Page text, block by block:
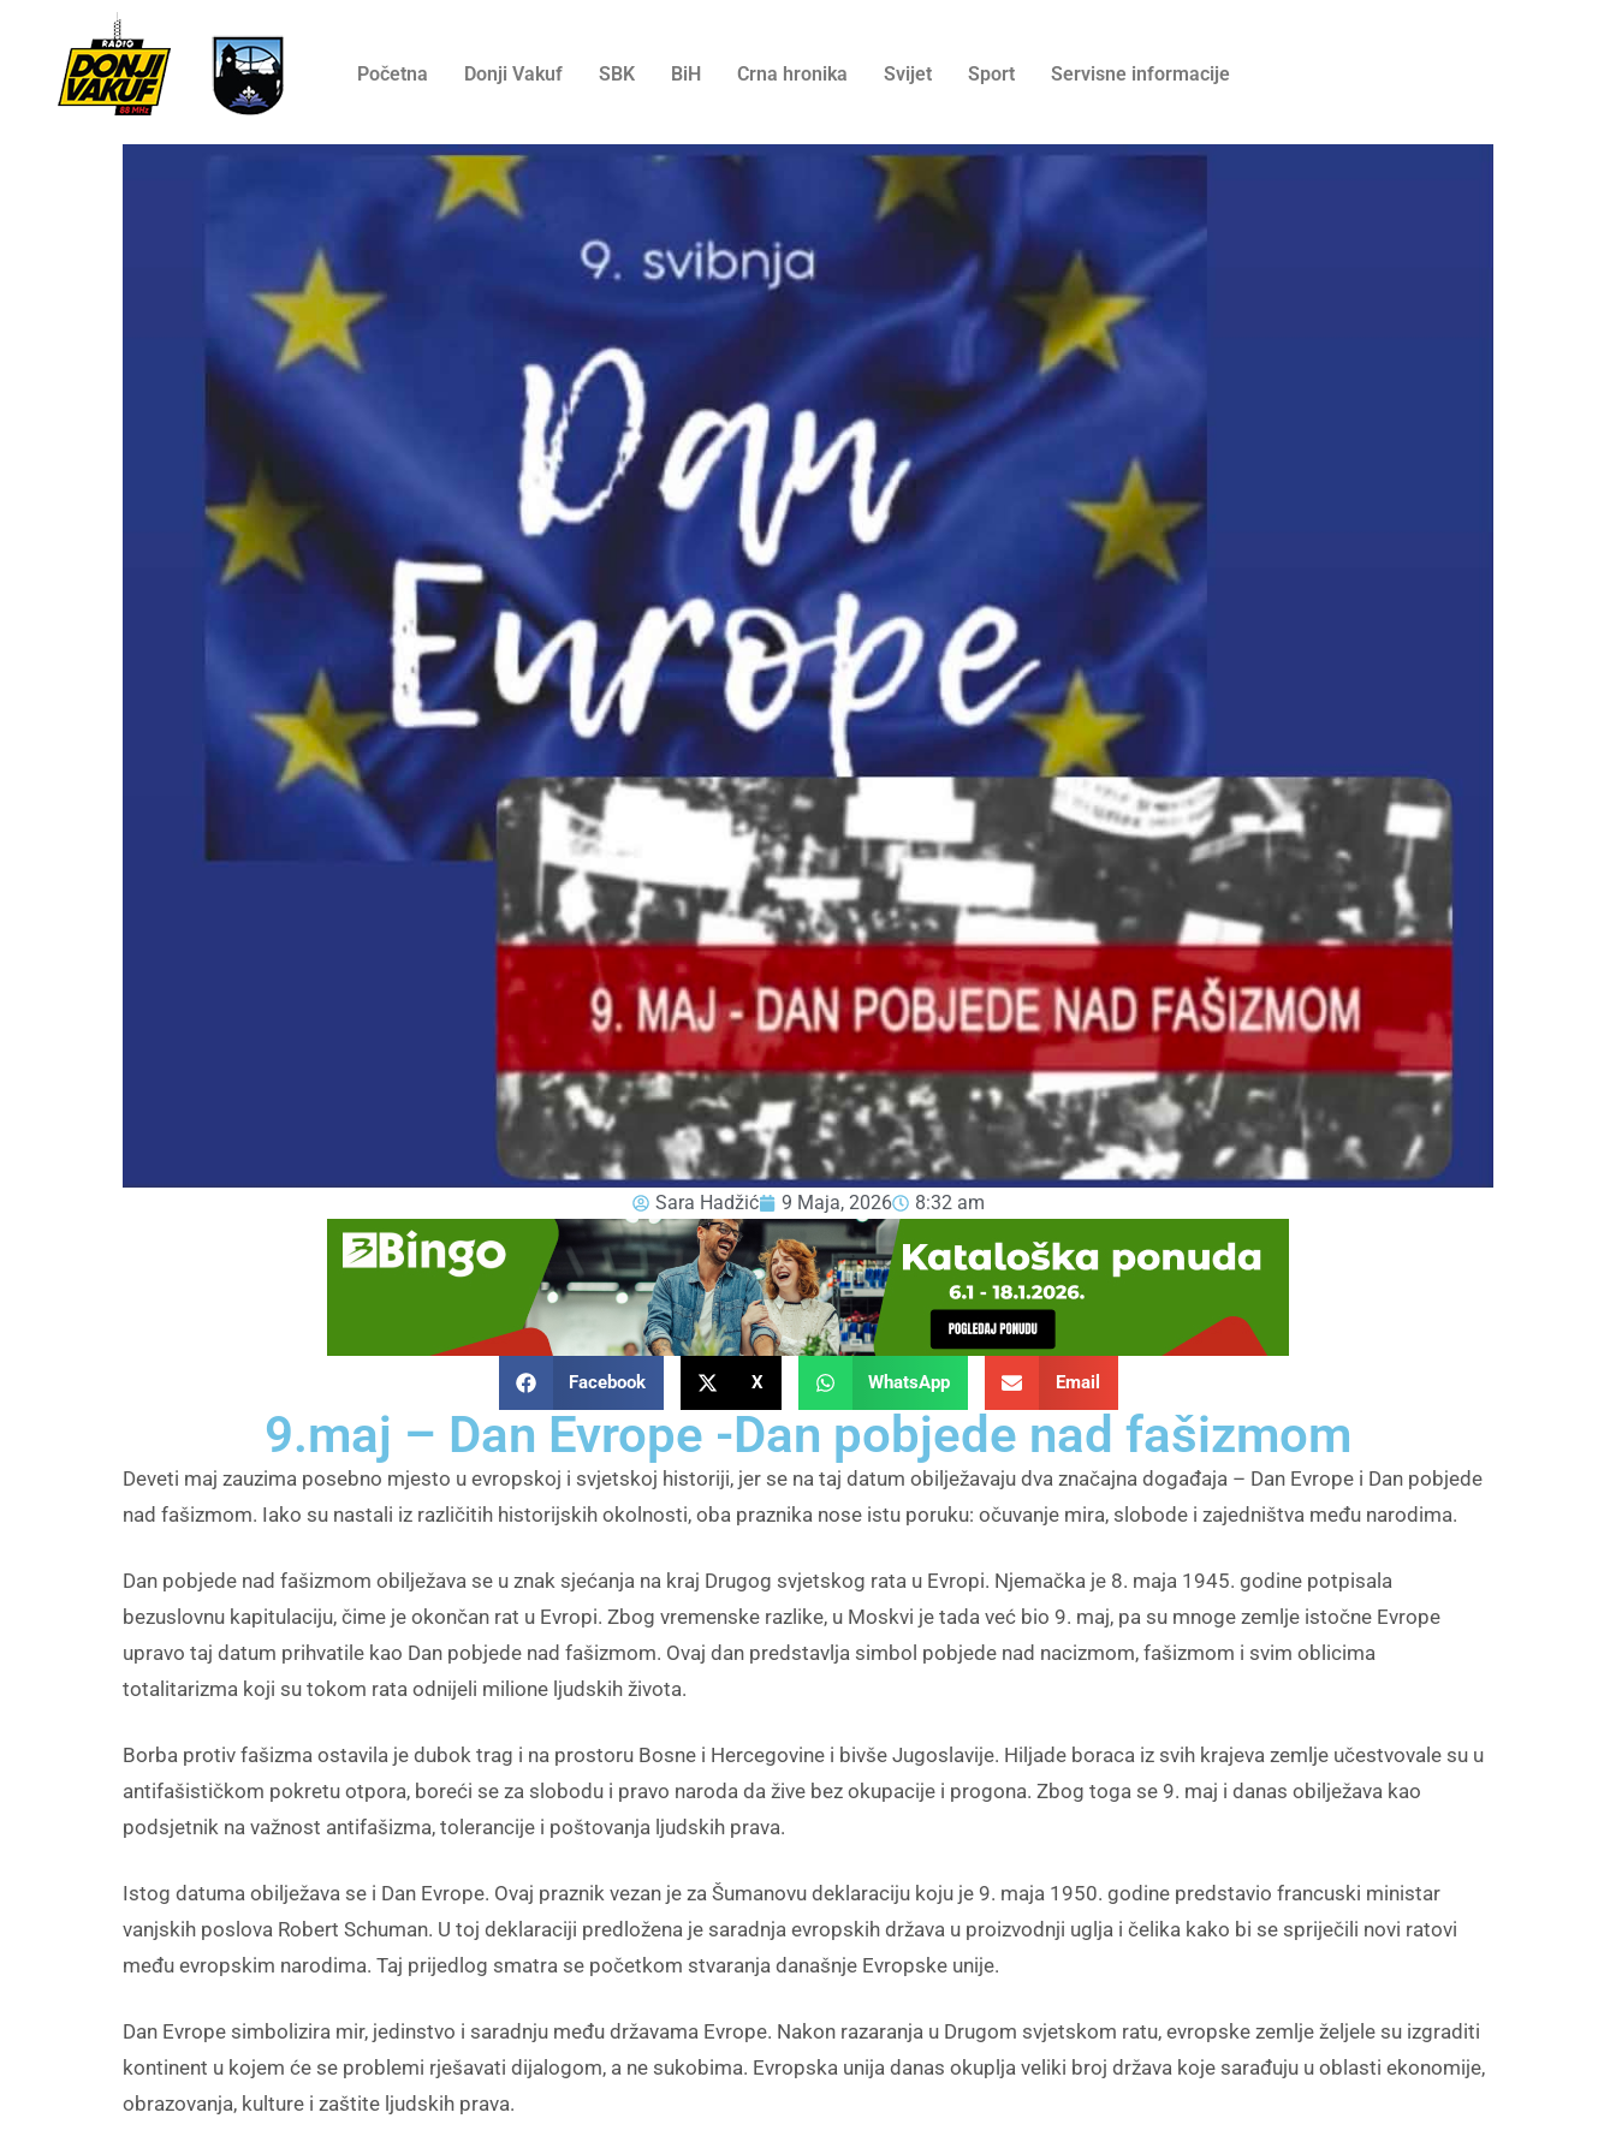
Početna Donji Vakuf SBK BiH Crna hronika Svijet Sport Servisne informacije
Sara Hadžić 9 Maja, 2026 8:32 am
Facebook X WhatsApp Email
9.maj – Dan Evrope -Dan pobjede nad fašizmom
Deveti maj zauzima posebno mjesto u evropskoj i svjetskoj historiji, jer se na taj datum obilježavaju dva značajna događaja – Dan Evrope i Dan pobjede
nad fašizmom. Iako su nastali iz različitih historijskih okolnosti, oba praznika nose istu poruku: očuvanje mira, slobode i zajedništva među narodima.
Dan pobjede nad fašizmom obilježava se u znak sjećanja na kraj Drugog svjetskog rata u Evropi. Njemačka je 8. maja 1945. godine potpisala
bezuslovnu kapitulaciju, čime je okončan rat u Evropi. Zbog vremenske razlike, u Moskvi je tada već bio 9. maj, pa su mnoge zemlje istočne Evrope
upravo taj datum prihvatile kao Dan pobjede nad fašizmom. Ovaj dan predstavlja simbol pobjede nad nacizmom, fašizmom i svim oblicima
totalitarizma koji su tokom rata odnijeli milione ljudskih života.
Borba protiv fašizma ostavila je dubok trag i na prostoru Bosne i Hercegovine i bivše Jugoslavije. Hiljade boraca iz svih krajeva zemlje učestvovale su u
antifašističkom pokretu otpora, boreći se za slobodu i pravo naroda da žive bez okupacije i progona. Zbog toga se 9. maj i danas obilježava kao
podsjetnik na važnost antifašizma, tolerancije i poštovanja ljudskih prava.
Istog datuma obilježava se i Dan Evrope. Ovaj praznik vezan je za Šumanovu deklaraciju koju je 9. maja 1950. godine predstavio francuski ministar
vanjskih poslova Robert Schuman. U toj deklaraciji predložena je saradnja evropskih država u proizvodnji uglja i čelika kako bi se spriječili novi ratovi
među evropskim narodima. Taj prijedlog smatra se početkom stvaranja današnje Evropske unije.
Dan Evrope simbolizira mir, jedinstvo i saradnju među državama Evrope. Nakon razaranja u Drugom svjetskom ratu, evropske zemlje željele su izgraditi
kontinent u kojem će se problemi rješavati dijalogom, a ne sukobima. Evropska unija danas okuplja veliki broj država koje sarađuju u oblasti ekonomije,
obrazovanja, kulture i zaštite ljudskih prava.